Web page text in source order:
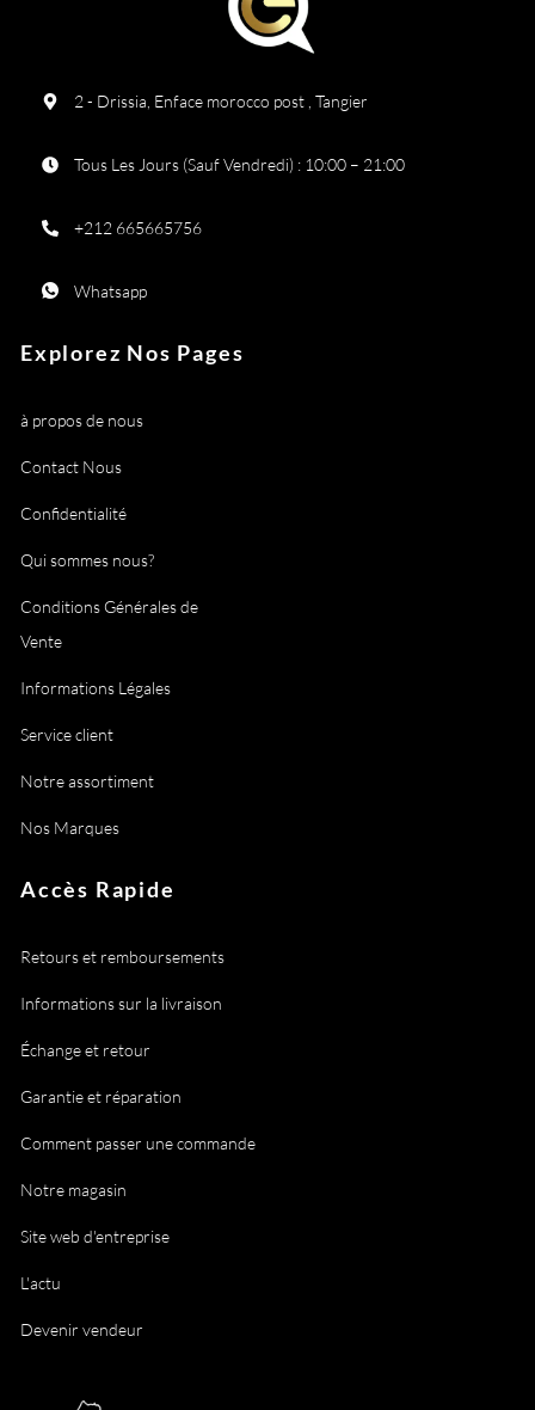
2 - Drissia, Enface morocco post , Tangier
Tous Les Jours (Sauf Vendredi) : 10:00 – 21:00
+212 665665756
Whatsapp
Explorez Nos Pages
à propos de nous
Contact Nous
Confidentialité
Qui sommes nous?
Conditions Générales de
Vente
Informations Légales
Service client
Notre assortiment
Nos Marques
Accès Rapide
Retours et remboursements
Informations sur la livraison
Échange et retour
Garantie et réparation
Comment passer une commande
Notre magasin
Site web d'entreprise
L'actu
Devenir vendeur